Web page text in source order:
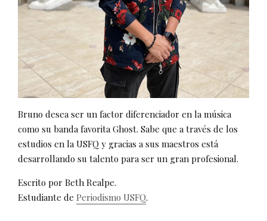
Bruno desea ser un factor diferenciador en la música
como su banda favorita Ghost. Sabe que a través de los
estudios en la USFQ y gracias a sus maestros está
desarrollando su talento para ser un gran profesional.
Escrito por Beth Realpe.
Estudiante de Periodismo USFQ.